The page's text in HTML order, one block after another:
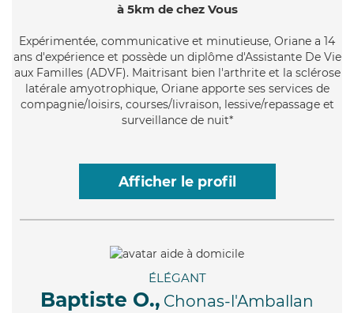
à 5km de chez Vous
Expérimentée, communicative et minutieuse, Oriane a 14
ans d'expérience et possède un diplôme d'Assistante De Vie
aux Familles (ADVF). Maitrisant bien l'arthrite et la sclérose
latérale amyotrophique, Oriane apporte ses services de
compagnie/loisirs, courses/livraison, lessive/repassage et
surveillance de nuit*
Afficher le profil
ÉLÉGANT
Baptiste O., Chonas-l'Amballan